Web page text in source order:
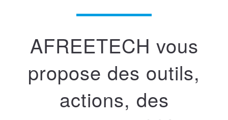
AFREETECH vous
propose des outils,
actions, des